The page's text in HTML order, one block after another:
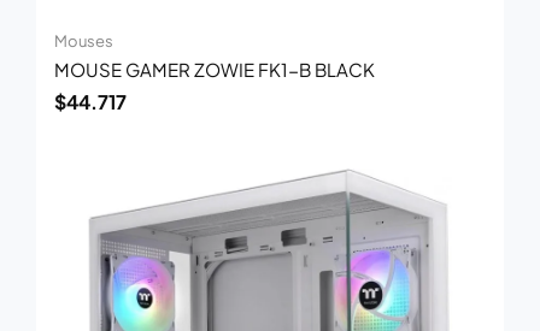
Mouses
MOUSE GAMER ZOWIE FK1-B BLACK
$44.717